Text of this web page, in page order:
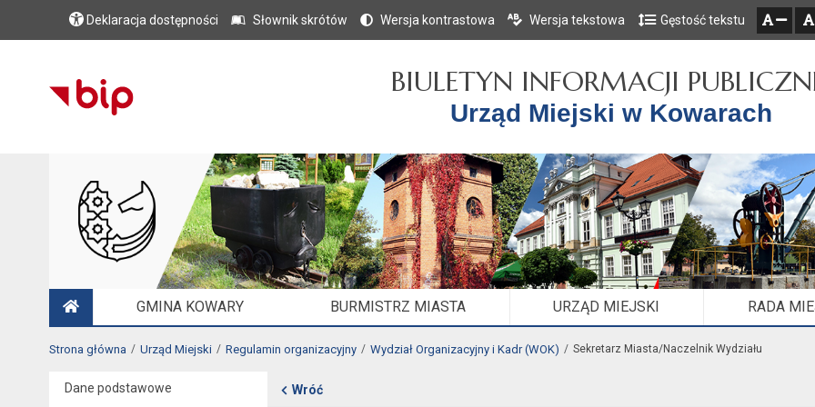
Przejdź do głównego menu
Przejdź do treści
Przejdź do mapy serwisu
Deklaracja dostępności Słownik skrótów Wersja kontrastowa Wersja tekstowa Gęstość tekstu
BIULETYN INFORMACJI
Urząd Miejski w Kowarach
GMINA KOWARY BURMISTRZ MIASTA URZĄD MIEJSKI RADA
Strona główna Urząd Miejski Regulamin organizacyjny Wydział Organizacyjny i Kadr (WOK) Sekretarz Miasta/Naczelnik Wydziału
Dane podstawowe Wróć